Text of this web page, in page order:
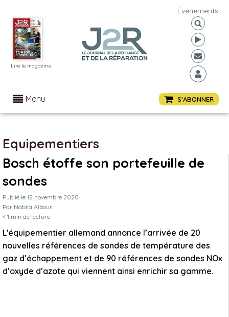
Lire le magazine
Événements
Menu S'ABONNER
Equipementiers
Bosch étoffe son portefeuille de
sondes
Publié le 12 novembre 2020
Par Nabila Albour
< 1 min de lecture
L'équipementier allemand annonce l’arrivée de 20
nouvelles références de sondes de température des
gaz d’échappement et de 90 références de sondes NOx
d’oxyde d’azote qui viennent ainsi enrichir sa gamme.